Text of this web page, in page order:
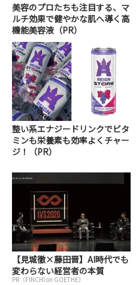
美容のプロたちも注目する、マ
ルチ効果で健やかな肌へ導く高
機能美容液（PR）
整い系エナジードリンクでビタ
ミンも栄養素も効率よくチャー
ジ！（PR）
【見城徹×藤田晋】AI時代でも
変わらない経営者の本質
PR（FINCHI on GOETHE）